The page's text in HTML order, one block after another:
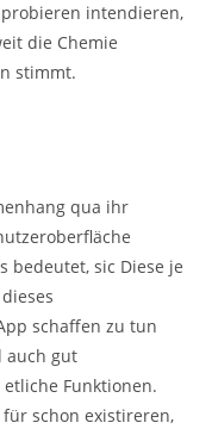
probieren intendieren,
die Chemie
stimmt.
qua ihr
bedeutet, sic Diese je
schaffen zu tun
auch gut
Funktionen.
schon existireren,